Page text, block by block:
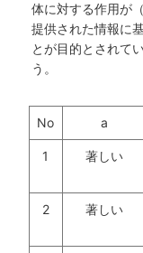
体に対する作用が
提供された情報に
とが目的とされて
う。
No a
1 著しい
2 著しい